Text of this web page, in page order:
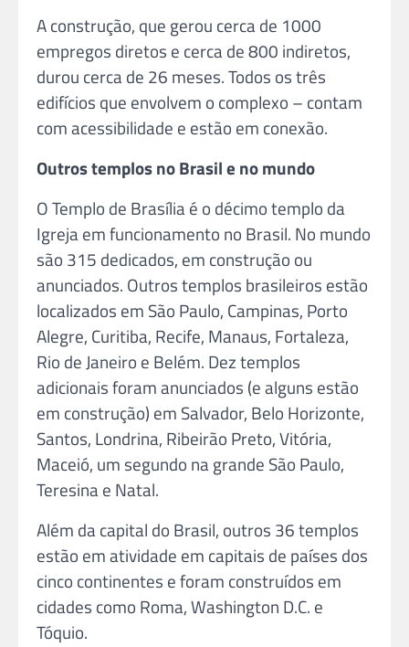
A construção, que gerou cerca de 1000
empregos diretos e cerca de 800 indiretos,
durou cerca de 26 meses. Todos os três
edifícios que envolvem o complexo – contam
com acessibilidade e estão em conexão.
Outros templos no Brasil e no mundo
O Templo de Brasília é o décimo templo da
Igreja em funcionamento no Brasil. No mundo
são 315 dedicados, em construção ou
anunciados. Outros templos brasileiros estão
localizados em São Paulo, Campinas, Porto
Alegre, Curitiba, Recife, Manaus, Fortaleza,
Rio de Janeiro e Belém. Dez templos
adicionais foram anunciados (e alguns estão
em construção) em Salvador, Belo Horizonte,
Santos, Londrina, Ribeirão Preto, Vitória,
Maceió, um segundo na grande São Paulo,
Teresina e Natal.
Além da capital do Brasil, outros 36 templos
estão em atividade em capitais de países dos
cinco continentes e foram construídos em
cidades como Roma, Washington D.C. e
Tóquio.